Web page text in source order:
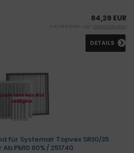
64,26 EUR
inkl. 19 % MwSt. zzgl. Versandkosten
DETAILS
für Systemair Topvex SR30/35
60% / 251740